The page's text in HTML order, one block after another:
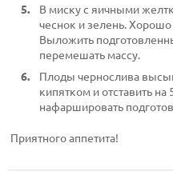
В миску с яичными
чеснок и зелень.
Выложить
перемешать массу.
Плоды чернослива
кипятком и отставить
нафаршировать
Приятного аппетита!